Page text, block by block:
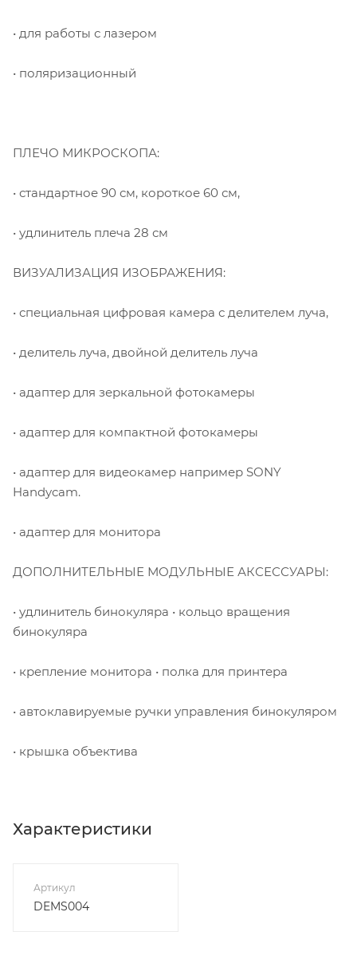
• для работы с лазером
• поляризационный
ПЛЕЧО МИКРОСКОПА:
• стандартное 90 см, короткое 60 см,
• удлинитель плеча 28 см
ВИЗУАЛИЗАЦИЯ ИЗОБРАЖЕНИЯ:
• специальная цифровая камера с делителем луча,
• делитель луча, двойной делитель луча
• адаптер для зеркальной фотокамеры
• aдаптер для компактной фотокамеры
• адаптер для видеокамер например SONY
Handycam.
• адаптер для монитора
ДОПОЛНИТЕЛЬНЫЕ МОДУЛЬНЫЕ АКСЕССУАРЫ:
• удлинитель бинокуляра • кольцо вращения
бинокуляра
• крепление монитора • полка для принтера
• автоклавируемые ручки управления бинокуляром
• крышка объектива
Характеристики
Артикул
DEMS004